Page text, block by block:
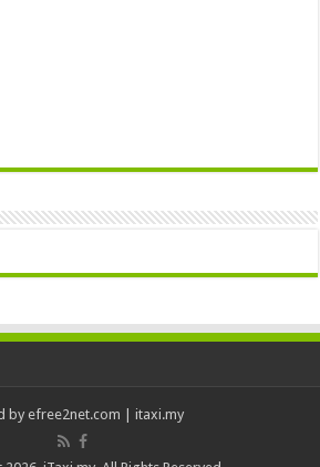
by efree2net.com itaxi.my